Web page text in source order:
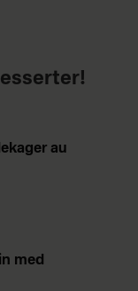
au
med